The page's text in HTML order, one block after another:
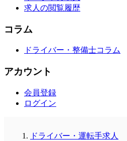
求人の閲覧履歴
コラム
ドライバー・整備士コラム
アカウント
会員登録
ログイン
ドライバー・運転手求人